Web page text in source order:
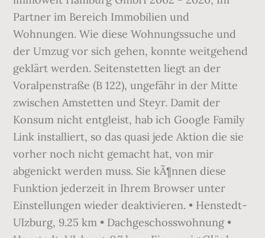
Partner im Bereich Immobilien und
Wohnungen. Wie diese Wohnungssuche und
der Umzug vor sich gehen, konnte weitgehend
geklärt werden. Seitenstetten liegt an der
Voralpenstraße (B 122), ungefähr in der Mitte
zwischen Amstetten und Steyr. Damit der
Konsum nicht entgleist, hab ich Google Family
Link installiert, so das quasi jede Aktion die sie
vorher noch nicht gemacht hat, von mir
abgenickt werden muss. Sie kÃ¶nnen diese
Funktion jederzeit in Ihrem Browser unter
Einstellungen wieder deaktivieren. • Henstedt-
Ulzburg, 9.25 km • Dachgeschosswohnung •